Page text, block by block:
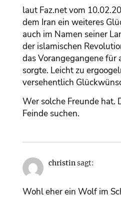
laut Faz.net vom
dem Iran ein weiteres
auch im Namen seiner
der islamischen
das Vorangegangene für
sorgte. Leicht zu
versehentlich
Wer solche Freunde hat.
Feinde suchen.
christinsagt:
Wohl eher ein Wolf im